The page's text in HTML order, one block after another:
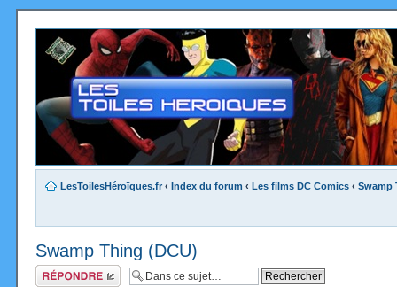
LesToilesHéroïques.fr ‹ Index du forum ‹ Les films DC Comics ‹ Swamp
Swamp Thing (DCU)
Répondre